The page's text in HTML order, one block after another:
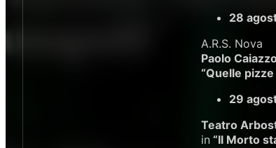
28
A.R.S. Nova
Paolo
“Quelle
29
Teatro
in“Il Morto